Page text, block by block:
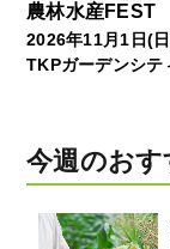
農林水産FEST
2026年11月1日(
TKPガーデンシテ
今週のおす